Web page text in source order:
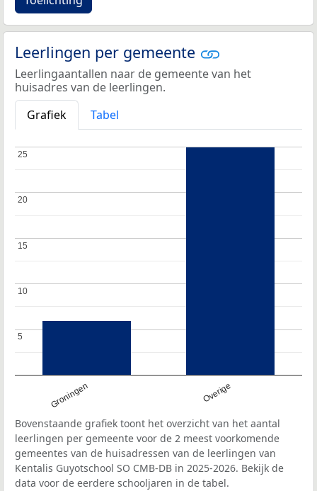
Leerlingen per gemeente
Leerlingaantallen naar de gemeente van het
huisadres van de leerlingen.
Grafiek
Tabel
Groningen Overige
5
5
10
10
15
15
20
20
25
25
Bovenstaande grafiek toont het overzicht van het aantal
leerlingen per gemeente voor de 2 meest voorkomende
gemeentes van de huisadressen van de leerlingen van
Kentalis Guyotschool SO CMB-DB in 2025-2026. Bekijk de
data voor de eerdere schooljaren in de tabel.